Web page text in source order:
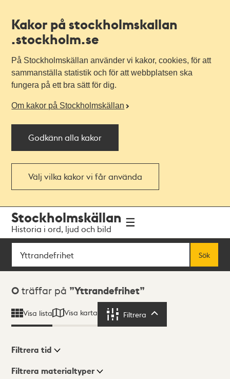
Kakor på stockholmskallan
.stockholm.se
På Stockholmskällan använder vi kakor, cookies, för att
sammanställa statistik och för att webbplatsen ska
fungera på ett bra sätt för dig.
Om kakor på Stockholmskällan
Godkänn alla kakor
Välj vilka kakor vi får använda
navigationen
huvudinnehållet
Stockholmskällan
Historia i ord, ljud och bild
Sök
Sök
Sökresultat
0 träffar på Yttrandefrihet
Visa lista Visa karta Filtrera
Visningsläge
Filtrera tid
Filtrera materialtyper